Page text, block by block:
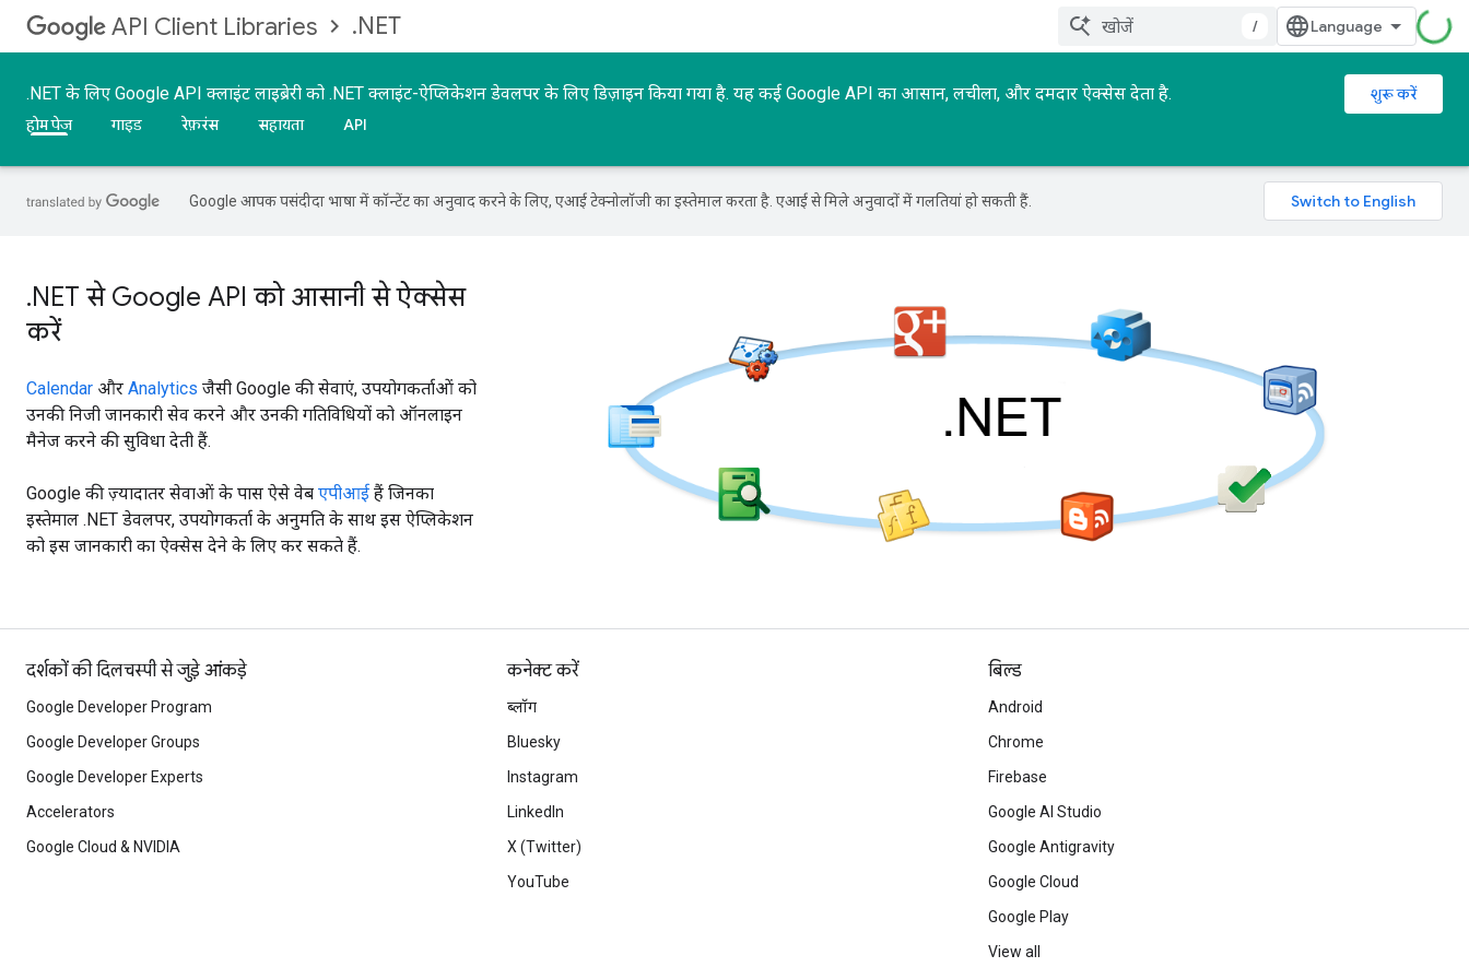
API Client Libraries .NET /
.NET के लिए Google API क्लाइंट लाइब्रेरी को .NET क्लाइंट-ऐप्लिकेशन डेवलपर के लिए डिज़ाइन किया गया है. यह कई Google API का आसान, लचीला, और दमदार ऐक्सेस देता है.
शुरू करें
होम पेज
गाइड रेफ़रंस सहायता API
Google आपकी पसंदीदा भाषा में कॉन्टेंट का अनुवाद करने के लिए, एआई टेक्नोलॉजी का इस्तेमाल करता है. एआई से मिले अनुवादों में गलतियां हो सकती हैं.
.NET से Google API को आसानी से ऐक्सेस
करें
Calendar और Analytics जैसी Google की सेवाएं, उपयोगकर्ताओं को
उनकी निजी जानकारी सेव करने और उनकी गतिविधियों को ऑनलाइन
मैनेज करने की सुविधा देती हैं.
Google की ज़्यादातर सेवाओं के पास ऐसे वेब एपीआई हैं जिनका
इस्तेमाल .NET डेवलपर, उपयोगकर्ता के अनुमति के साथ इस ऐप्लिकेशन
को इस जानकारी का ऐक्सेस देने के लिए कर सकते हैं.
दर्शकों की दिलचस्पी से जुड़े आंकड़े
Google Developer Program
Google Developer Groups
Google Developer Experts
Accelerators
Google Cloud & NVIDIA
कनेक्ट करें
ब्लॉग
Bluesky
Instagram
LinkedIn
X (Twitter)
YouTube
बिल्ड
Android
Chrome
Firebase
Google AI Studio
Google Antigravity
Google Cloud
Google Play
View all